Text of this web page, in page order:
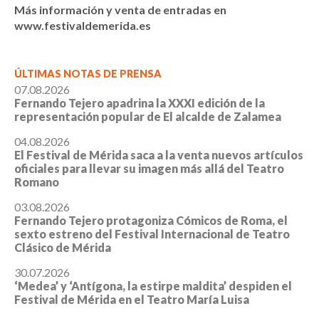
Más información y venta de entradas en
www.festivaldemerida.es
ÚLTIMAS NOTAS DE PRENSA
07.08.2026
Fernando Tejero apadrina la XXXI edición de la
representación popular de El alcalde de Zalamea
04.08.2026
El Festival de Mérida saca a la venta nuevos artículos
oficiales para llevar su imagen más allá del Teatro
Romano
03.08.2026
Fernando Tejero protagoniza Cómicos de Roma, el
sexto estreno del Festival Internacional de Teatro
Clásico de Mérida
30.07.2026
‘Medea’ y ‘Antígona, la estirpe maldita’ despiden el
Festival de Mérida en el Teatro María Luisa